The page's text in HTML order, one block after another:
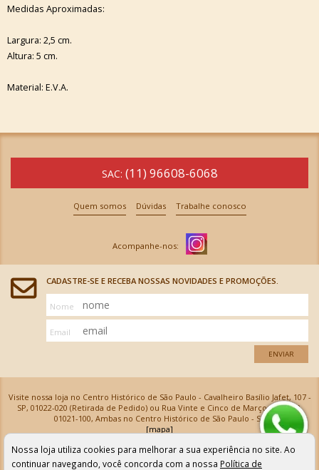
Medidas Aproximadas:
Largura: 2,5 cm.
Altura: 5 cm.
Material: E.V.A.
SAC: (11) 96608-6068
Quem somos Dúvidas Trabalhe conosco
CADASTRE-SE E RECEBA NOSSAS NOVIDADES E PROMOÇÕES.
Nome
Email
ENVIAR
Visite nossa loja no Centro Histórico de São Paulo - Cavalheiro Basílio Jafet, 107 -
SP, 01022-020 (Retirada de Pedido) ou Rua Vinte e Cinco de Março, 576 - SP,
01021-100, Ambas no Centro Histórico de São Paulo - SP
[mapa]
Armarinhos Santa Cecília Ltda | CNPJ: 61.069.639/0001-18
Os preços e as condições de pagamento apresentadas na loja virtual não valem para nossa loja física e
podem sofrer alterações sem aviso prévio. Vendas com cartão de crédito sujeitas a análise e
Nossa loja utiliza cookies para melhorar a sua experiência no site. Ao
continuar navegando, você concorda com a nossa Política de